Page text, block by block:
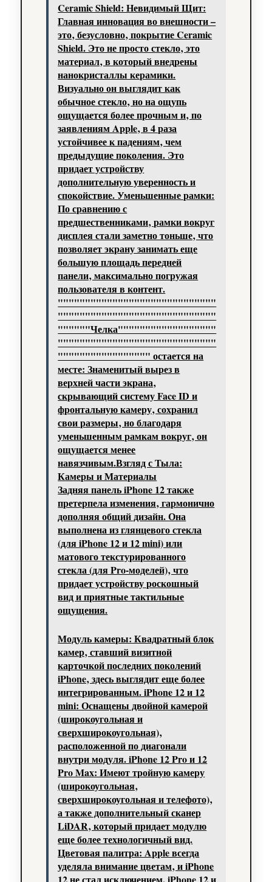
Ceramic Shield: Невидимый Щит:
Главная инновация во внешности –
это‚ безусловно‚ покрытие Ceramic
Shield. Это не просто стекло‚ это
материал‚ в который внедрены
нанокристаллы керамики.
Визуально он выглядит как
обычное стекло‚ но на ощупь
ощущается более прочным и‚ по
заявлениям Apple‚ в 4 раза
устойчивее к падениям‚ чем
предыдущие поколения. Это
придает устройству
дополнительную уверенность и
спокойствие. Уменьшенные рамки:
По сравнению с
предшественниками‚ рамки вокруг
дисплея стали заметно тоньше‚ что
позволяет экрану занимать еще
большую площадь передней
панели‚ максимально погружая
пользователя в контент.
"""""""""""""""""""""""""""""
"""""""""""""""""""""""""""""
""""""Челка""""""""""""""""""
"""""""""""""""""""""""""""""
""""""""""""""""" остается на
месте: Знаменитый вырез в
верхней части экрана‚
скрывающий систему Face ID и
фронтальную камеру‚ сохранил
свои размеры‚ но благодаря
уменьшенным рамкам вокруг‚ он
ощущается менее
навязчивым.Взгляд с Тыла:
Камеры и Материалы
Задняя панель iPhone 12 также
претерпела изменения‚ гармонично
дополняя общий дизайн. Она
выполнена из глянцевого стекла
(для iPhone 12 и 12 mini) или
матового текстурированного
стекла (для Pro-моделей)‚ что
придает устройству роскошный
вид и приятные тактильные
ощущения.
Модуль камеры: Квадратный блок
камер‚ ставший визитной
карточкой последних поколений
iPhone‚ здесь выглядит еще более
интегрированным. iPhone 12 и 12
mini: Оснащены двойной камерой
(широкоугольная и
сверхширокоугольная)‚
расположенной по диагонали
внутри модуля. iPhone 12 Pro и 12
Pro Max: Имеют тройную камеру
(широкоугольная‚
сверхширокоугольная и телефото)‚
а также дополнительный сканер
LiDAR‚ который придает модулю
еще более технологичный вид.
Цветовая палитра: Apple всегда
уделяла внимание цветам‚ и iPhone